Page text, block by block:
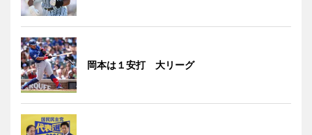
岡本は１安打 大リーグ